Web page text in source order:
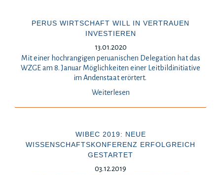
PERUS WIRTSCHAFT WILL IN VERTRAUEN
INVESTIEREN
13.01.2020
Mit einer hochrangigen peruanischen Delegation hat das
WZGE am 8. Januar Möglichkeiten einer Leitbildinitiative
im Andenstaat erörtert.
Weiterlesen
WIBEC 2019: NEUE
WISSENSCHAFTSKONFERENZ ERFOLGREICH
GESTARTET
03.12.2019